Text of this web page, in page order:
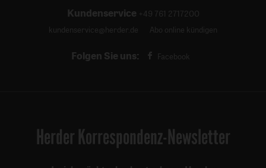
Kundenservice +49 761 2717200
kundenservice@herder.de
Abo online kündigen
Folgen Sie uns: Facebook
Herder Korrespondenz-Newsletter